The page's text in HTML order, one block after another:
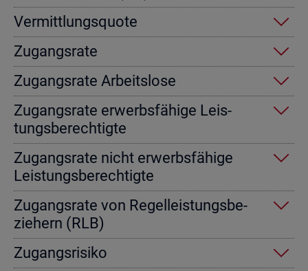
Ver­mitt­lungs­quo­te
Zu­gangs­ra­te
Zu­gangs­ra­te Ar­beits­lo­se
Zu­gangs­ra­te er­werbs­fä­hi­ge Leis­
tungs­be­rech­tig­te
Zu­gangs­ra­te nicht er­werbs­fä­hi­ge
Leis­tungs­be­rech­tig­te
Zu­gangs­ra­te von Re­gel­leis­tungs­be­
zie­hern (RLB)
Zu­gangs­ri­si­ko